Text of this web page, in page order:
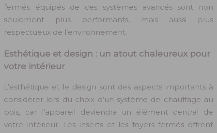
fermés équipés de ces systèmes avancés sont non
seulement plus performants, mais aussi plus
respectueux de l’environnement.
Esthétique et design : un atout chaleureux pour
votre intérieur
L’esthétique et le design sont des aspects importants à
considérer lors du choix d’un système de chauffage au
bois, car l’appareil deviendra un élément central de
votre intérieur. Les inserts et les foyers fermés offrent